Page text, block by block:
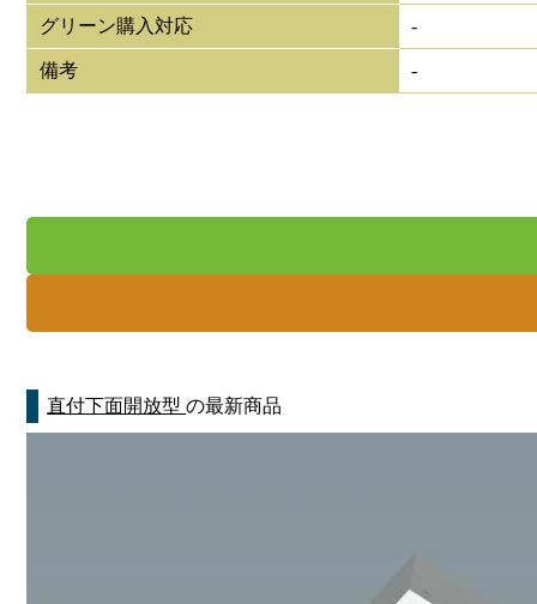
グリーン購入対応 -
備考 -
直付下面開放型の最新商品